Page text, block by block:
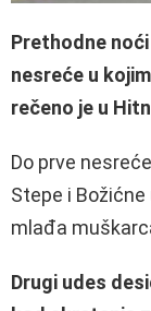
Prethodne
nesreće u
rečeno je u
Do prve
Stepe i
mlađa
Drugi udes